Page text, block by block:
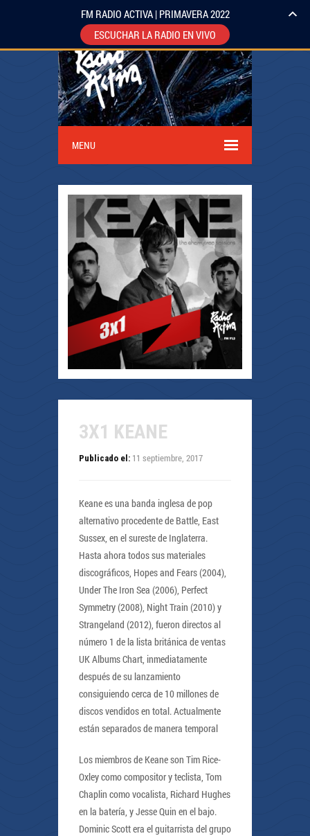
MENU
3X1 KEANE
Publicado el: 11 septiembre, 2017
Keane es una banda inglesa de pop
alternativo procedente de Battle, East
Sussex, en el sureste de Inglaterra.
Hasta ahora todos sus materiales
discográficos, Hopes and Fears (2004),
Under The Iron Sea (2006), Perfect
Symmetry (2008), Night Train (2010) y
Strangeland (2012), fueron directos al
número 1 de la lista británica de ventas
UK Albums Chart, inmediatamente
después de su lanzamiento
consiguiendo cerca de 10 millones de
discos vendidos en total. Actualmente
están separados de manera temporal
Los miembros de Keane son Tim Rice-
Oxley como compositor y teclista, Tom
Chaplin como vocalista, Richard Hughes
en la batería, y Jesse Quin en el bajo.
Dominic Scott era el guitarrista del grupo
FM RADIO ACTIVA | PRIMAVERA 2022
ESCUCHAR LA RADIO EN VIVO